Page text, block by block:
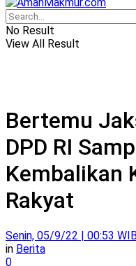
No Result
View All Result
Bertemu
DPD RI
Kembalikan
Rakyat
Senin, 05/9/22 | 00:53 WIB
in Berita
0